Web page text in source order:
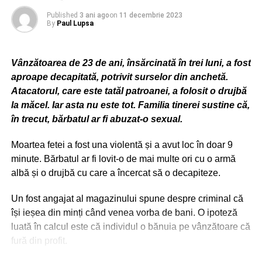
– face dovada calității de proprietar/deținător legal;
– achită toate taxele și impozitele prevăzute de lege;
pentru ridicarea/transportul/depozitarea și paza
vehiculului;
ADVERTISEMENT
ridicate din parcări.
În cazul în care nu se solicită restituirea vehiculelor,
Direcția Generală de Impozite și Taxe Locale Sector 3.
colectare a deșeurilor, nivelul de umplere a containerelor
este monitorizat de senzori speciali.
containere cu o capacitate de 2,25 mc pentru colectarea
deșeurilor de sticlă, containere de 2,25 mc pentru
colectarea deșeurilor textile, containere pentru deșeurile
periculoase, pubele cu o capacitate de 120 de litri pentru
colectarea deșeurilor reziduale din zona de case, pubele
zona de case.
Apelul primarului Robert Negoiță la colectare
selectivă
„Dintre numeroasele proiecte pe care le derulăm pentru
Published 3 ani agoon 11 decembrie 2023
By Paul Lupsa
Vânzătoarea de 23 de ani, însărcinată în trei luni, a fost
aproape decapitată, potrivit surselor din anchetă.
Atacatorul, care este tatăl patroanei, a folosit o drujbă
la măcel. Iar asta nu este tot. Familia tinerei sustine că,
în trecut, bărbatul ar fi abuzat-o sexual.
Moartea fetei a fost una violentă și a avut loc în doar 9
minute. Bărbatul ar fi lovit-o de mai multe ori cu o armă
albă și o drujbă cu care a încercat să o decapiteze.
Un fost angajat al magazinului spune despre criminal că
își ieșea din minți când venea vorba de bani. O ipoteză
luată în calcul este că individul o bănuia pe vânzătoare că
fură din profit.